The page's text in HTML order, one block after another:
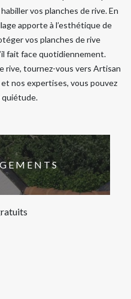
vos planches de rive. En
apporte à l’esthétique de
vos planches de rive
fait face quotidiennement.
rive, tournez-vous vers Artisan
nos expertises, vous pouvez